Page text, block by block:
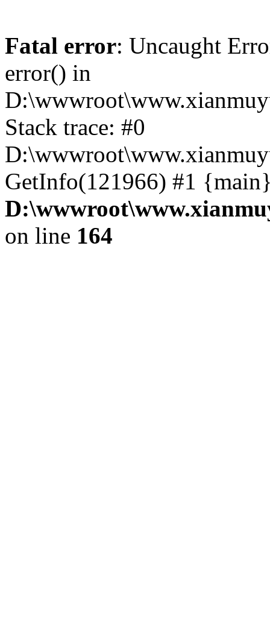
Fatal error: Uncaught
error() in
Stack trace: #0
GetInfo(121966) #1
on line 164